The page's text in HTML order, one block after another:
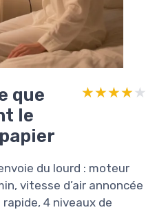
que
le
★★★★★
★★★★★
du lourd : moteur
vitesse d’air annoncée
4 niveaux de